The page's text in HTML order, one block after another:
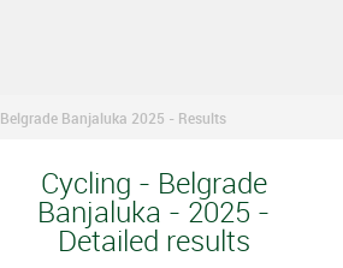
Belgrade Banjaluka 2025 - Results
Cycling - Belgrade
Banjaluka - 2025 -
Detailed results